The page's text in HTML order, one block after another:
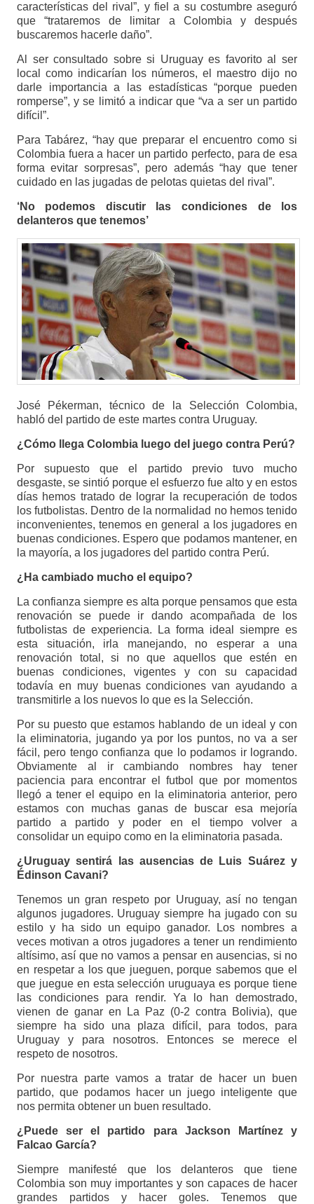
características del rival”, y fiel a su costumbre aseguró
que “trataremos de limitar a Colombia y después
buscaremos hacerle daño”.
Al ser consultado sobre si Uruguay es favorito al ser
local como indicarían los números, el maestro dijo no
darle importancia a las estadísticas “porque pueden
romperse”, y se limitó a indicar que “va a ser un partido
difícil”.
Para Tabárez, “hay que preparar el encuentro como si
Colombia fuera a hacer un partido perfecto, para de esa
forma evitar sorpresas”, pero además “hay que tener
cuidado en las jugadas de pelotas quietas del rival”.
‘No podemos discutir las condiciones de los
delanteros que tenemos’
José Pékerman, técnico de la Selección Colombia,
habló del partido de este martes contra Uruguay.
¿Cómo llega Colombia luego del juego contra Perú?
Por supuesto que el partido previo tuvo mucho
desgaste, se sintió porque el esfuerzo fue alto y en estos
días hemos tratado de lograr la recuperación de todos
los futbolistas. Dentro de la normalidad no hemos tenido
inconvenientes, tenemos en general a los jugadores en
buenas condiciones. Espero que podamos mantener, en
la mayoría, a los jugadores del partido contra Perú.
¿Ha cambiado mucho el equipo?
La confianza siempre es alta porque pensamos que esta
renovación se puede ir dando acompañada de los
futbolistas de experiencia. La forma ideal siempre es
esta situación, irla manejando, no esperar a una
renovación total, si no que aquellos que estén en
buenas condiciones, vigentes y con su capacidad
todavía en muy buenas condiciones van ayudando a
transmitirle a los nuevos lo que es la Selección.
Por su puesto que estamos hablando de un ideal y con
la eliminatoria, jugando ya por los puntos, no va a ser
fácil, pero tengo confianza que lo podamos ir logrando.
Obviamente al ir cambiando nombres hay tener
paciencia para encontrar el futbol que por momentos
llegó a tener el equipo en la eliminatoria anterior, pero
estamos con muchas ganas de buscar esa mejoría
partido a partido y poder en el tiempo volver a
consolidar un equipo como en la eliminatoria pasada.
¿Uruguay sentirá las ausencias de Luis Suárez y
Édinson Cavani?
Tenemos un gran respeto por Uruguay, así no tengan
algunos jugadores. Uruguay siempre ha jugado con su
estilo y ha sido un equipo ganador. Los nombres a
veces motivan a otros jugadores a tener un rendimiento
altísimo, así que no vamos a pensar en ausencias, si no
en respetar a los que jueguen, porque sabemos que el
que juegue en esta selección uruguaya es porque tiene
las condiciones para rendir. Ya lo han demostrado,
vienen de ganar en La Paz (0-2 contra Bolivia), que
siempre ha sido una plaza difícil, para todos, para
Uruguay y para nosotros. Entonces se merece el
respeto de nosotros.
Por nuestra parte vamos a tratar de hacer un buen
partido, que podamos hacer un juego inteligente que
nos permita obtener un buen resultado.
¿Puede ser el partido para Jackson Martínez y
Falcao García?
Siempre manifesté que los delanteros que tiene
Colombia son muy importantes y son capaces de hacer
grandes partidos y hacer goles. Tenemos que